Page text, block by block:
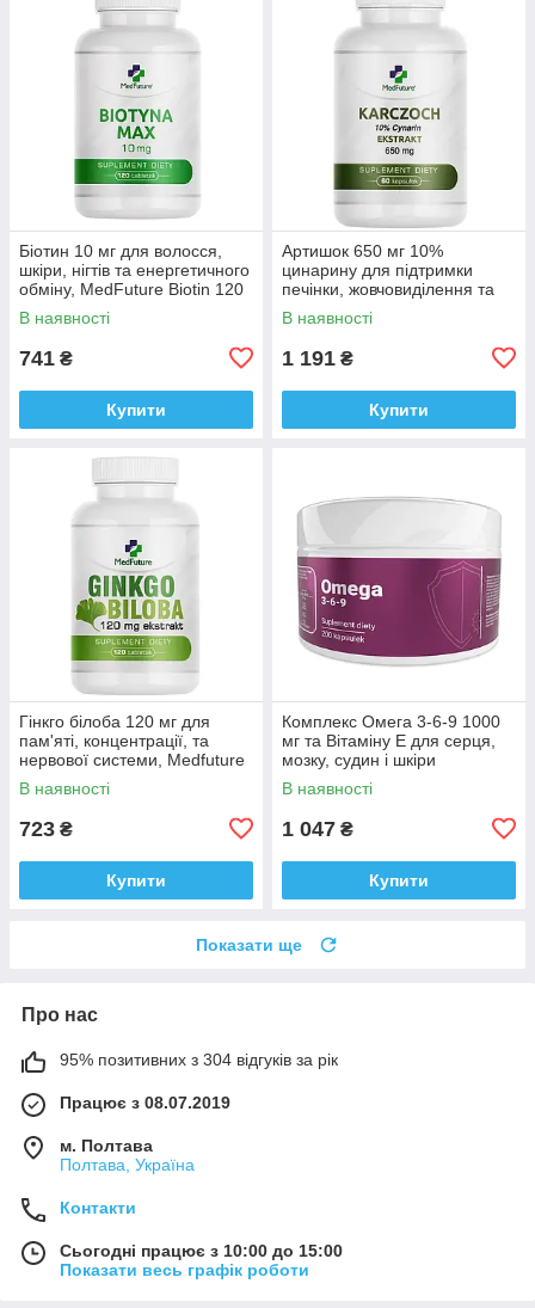
Біотин 10 мг для волосся,
шкіри, нігтів та енергетичного
обміну, MedFuture Biotin 120
таблеток Доставка з ЄС
В наявності
741 ₴
Купити
Артишок 650 мг 10%
цинарину для підтримки
печінки, жовчовиділення та
травлення Medfuture
Artichoke 650 mg, 60 кап.
В наявності
1 191 ₴
Купити
Гінкго білоба 120 мг для
пам'яті, концентрації, та
нервової системи, Medfuture
Ginkgo Biloba Extract 120
таблеток Доставка з ЄС
В наявності
723 ₴
Купити
Комплекс Омега 3-6-9 1000
мг та Вітаміну E для серця,
мозку, судин і шкіри
Medfuture Omega 3-6-9, 200
капсул Доставка з ЄС
В наявності
1 047 ₴
Купити
Показати ще
Про нас
95% позитивних з 304 відгуків за рік
Працює з 08.07.2019
м. Полтава
Полтава, Україна
Контакти
Сьогодні працює з 10:00 до 15:00
Показати весь графік роботи